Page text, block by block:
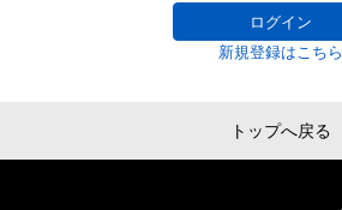
ログイン
新規登録はこちら
トップへ戻る